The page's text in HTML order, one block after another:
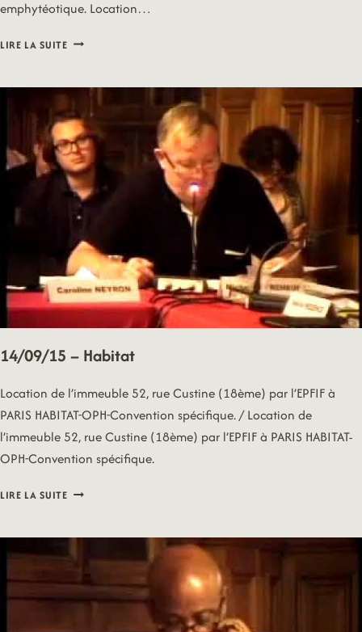
emphytéotique. Location…
LIRE LA SUITE14/09/15
14/09/15 – Habitat
Location de l’immeuble 52, rue Custine (18ème) par l’EPFIF à
PARIS HABITAT-OPH-Convention spécifique. / Location de
l’immeuble 52, rue Custine (18ème) par l’EPFIF à PARIS HABITAT-
OPH-Convention spécifique.
LIRE LA SUITE14/09/15